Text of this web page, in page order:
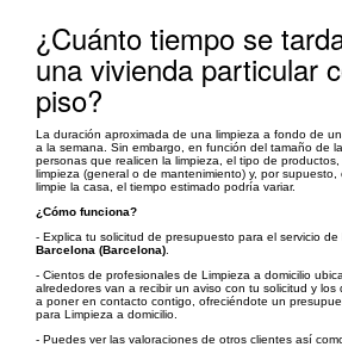
¿Cuánto tiempo se
una vivienda particular
piso?
La duración aproximada de una limpieza a fondo de
a la semana. Sin embargo, en función del tamaño de
personas que realicen la limpieza, el tipo de
limpieza (general o de mantenimiento) y, por
limpie la casa, el tiempo estimado podría variar.
¿Cómo funciona?
- Explica tu solicitud de presupuesto para el servicio de
Barcelona (Barcelona)
- Cientos de profesionales de Limpieza a domicilio
alrededores van a recibir un aviso con tu solicitud y los
a poner en contacto contigo, ofreciéndote un
para Limpieza a domicilio.
- Puedes ver las valoraciones de otros clientes así